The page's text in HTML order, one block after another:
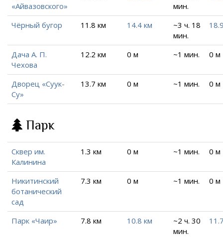
«Айвазовского»
мин.
Чёрный бугор 11.8 км 14.4 км
~3 ч. 18
мин.
Дача А. П.
Чехова
12.2 км 0 м ~1 мин. 0 м
Дворец «Суук-
Су»
13.7 км 0 м ~1 мин. 0 м
Парк
Сквер им.
Калинина
1.3 км 0 м ~1 мин. 0 м
Никитинский
ботанический
сад
7.3 км 0 м ~1 мин. 0 м
Парк «Чаир» 7.8 км 10.8 км
~2 ч. 30
мин.